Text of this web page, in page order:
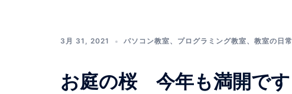
3月 31, 2021 パソコン教室、 プログラミング教室、 教室の日常
お庭の桜 今年も満開です